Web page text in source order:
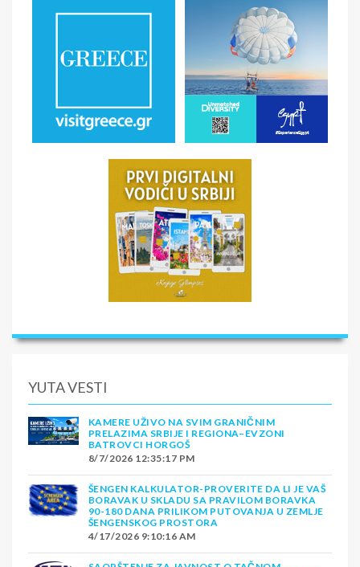
YUTA VESTI
KAMERE UŽIVO NA SVIM GRANIČNIM
PRELAZIMA SRBIJE I REGIONA–EVZONI
BATROVCI HORGOŠ
8/7/2026 12:35:17 PM
ŠENGEN KALKULATOR-PROVERITE DA LI JE VAŠ
BORAVAK U SKLADU SA PRAVILOM BORAVKA
90-180 DANA PRILIKOM PUTOVANJA U ZEMLJE
ŠENGENSKOG PROSTORA
4/17/2026 9:10:16 AM